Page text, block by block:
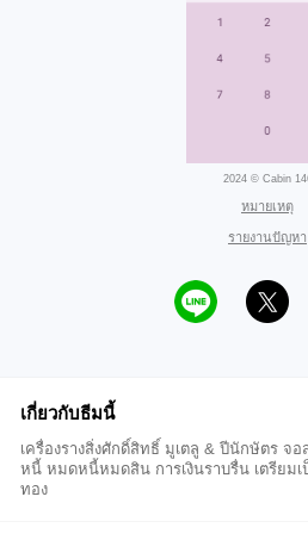
2024 © Cabin
หมายเหตุ
รายงานปัญหา
เกี่ยวกับธีมนี้
เครื่องรางสิ่งศักดิ์สิทธิ์ มูเตลู & ปีนักษัตร จ
หนี้ หมดหนี้หมดสิน การเงินราบรื่น เตรียม
ทอง